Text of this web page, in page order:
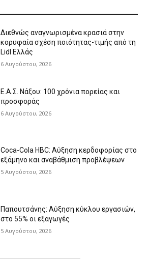
Διεθνώς αναγνωρισμένα κρασιά στην
κορυφαία σχέση ποιότητας-τιμής από τη
Lidl Ελλάς
6 Αυγούστου, 2026
Ε.Α.Σ. Νάξου: 100 χρόνια πορείας και
προσφοράς
6 Αυγούστου, 2026
Coca-Cola HBC: Αύξηση κερδοφορίας στο
εξάμηνο και αναβάθμιση προβλέψεων
5 Αυγούστου, 2026
Παπουτσάνης: Αύξηση κύκλου εργασιών,
στο 55% οι εξαγωγές
5 Αυγούστου, 2026